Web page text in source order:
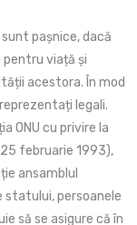
pașnice, dacă
viață și
acestora. În mod
legali.
ONU cu privire la
februarie 1993),
ansamblul
persoanele
să se asigure că în